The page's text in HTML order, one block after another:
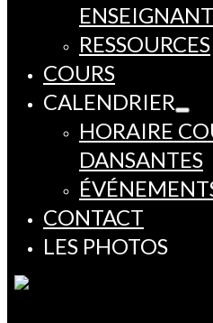
RESSOURCES
COURS
CALENDRIER
HORAIRE
DANSANTES
CONTACT
LES PHOTOS